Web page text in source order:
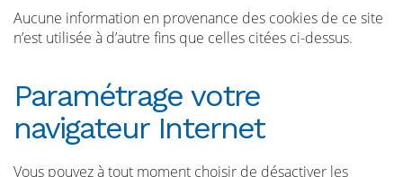
Aucune information en provenance des cookies de ce site
n’est utilisée à d’autre fins que celles citées ci-dessus.
Paramétrage votre
navigateur Internet
Vous pouvez à tout moment choisir de désactiver les